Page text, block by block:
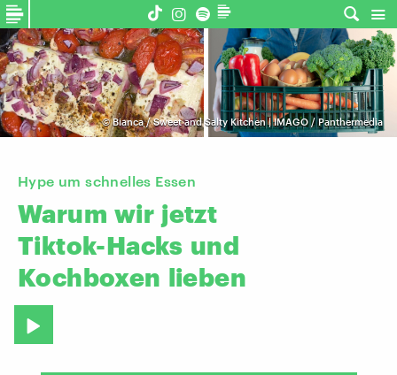
©Bianca / Sweet and Salty Kitchen | IMAGO / Panthermedia
Hype um schnelles Essen
Warum wir jetzt
Tiktok-Hacks und
Kochboxen lieben